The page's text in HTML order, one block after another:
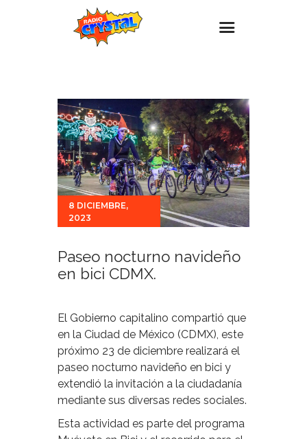
Estaciones
Eventos
Promociones
Noticias
Para ti
Contacto
8 DICIEMBRE,
2023
Paseo nocturno navideño
en bici CDMX.
El Gobierno capitalino compartió que
en la Ciudad de México (CDMX), este
próximo 23 de diciembre realizará el
paseo nocturno navideño en bici y
extendió la invitación a la ciudadanía
mediante sus diversas redes sociales.
Esta actividad es parte del programa